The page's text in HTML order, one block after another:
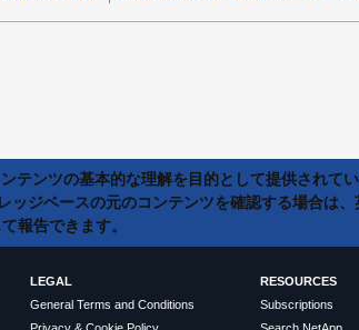
テンツの基本的な理解を目的として提供されて
ジベースの元のコンテンツを確認する場合は
報告できます。
LEGAL
General Terms and Conditions
RESOURCES
Subscriptions